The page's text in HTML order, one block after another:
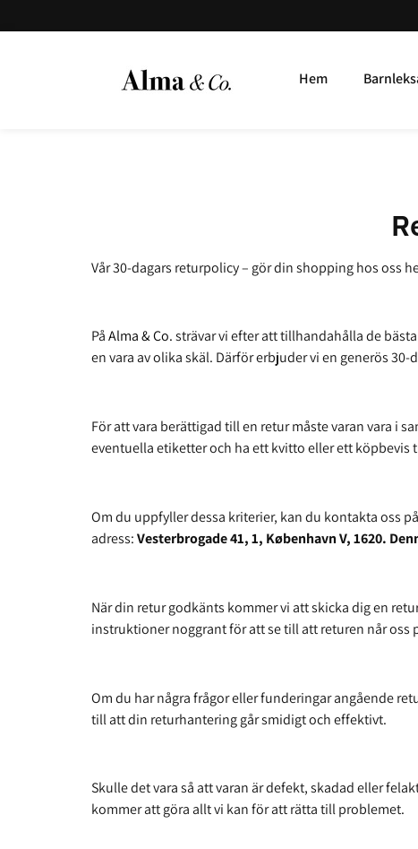
Hem
Vår 30-dagars returpolicy – gör din shopping hos oss
PåAlma & Co.strävar vi efter att tillhandahålla de
en vara av olika skäl. Därför erbjuder vi en generös
För att vara berättigad till en retur måste varan vara i
eventuella etiketter och ha ett kvitto eller ett
Om du uppfyller dessa kriterier, kan du kontakta oss på
adress:Vesterbrogade 41, 1, København V, 1620.
När din retur godkänts kommer vi att skicka dig en
instruktioner noggrant för att se till att returen når oss
Om du har några frågor eller funderingar angående
till att din returhantering går smidigt och effektivt.
Skulle det vara så att varan är defekt, skadad eller
kommer att göra allt vi kan för att rätta till problemet.